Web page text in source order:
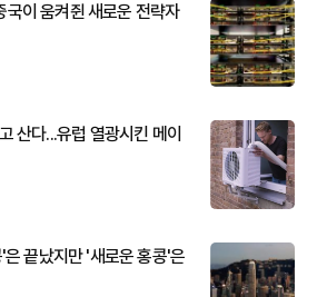
이 움켜쥔 새로운 전략자
산다...유럽 열광시킨 메이
끝났지만 '새로운 홍콩'은